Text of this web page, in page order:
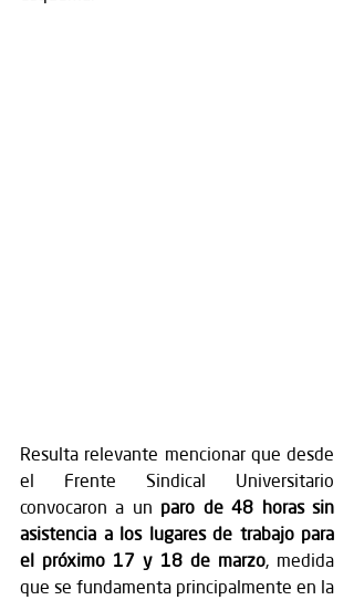
Resulta relevante mencionar que desde
el Frente Sindical Universitario
convocaron a un paro de 48 horas sin
asistencia a los lugares de trabajo para
el próximo 17 y 18 de marzo, medida
que se fundamenta principalmente en la